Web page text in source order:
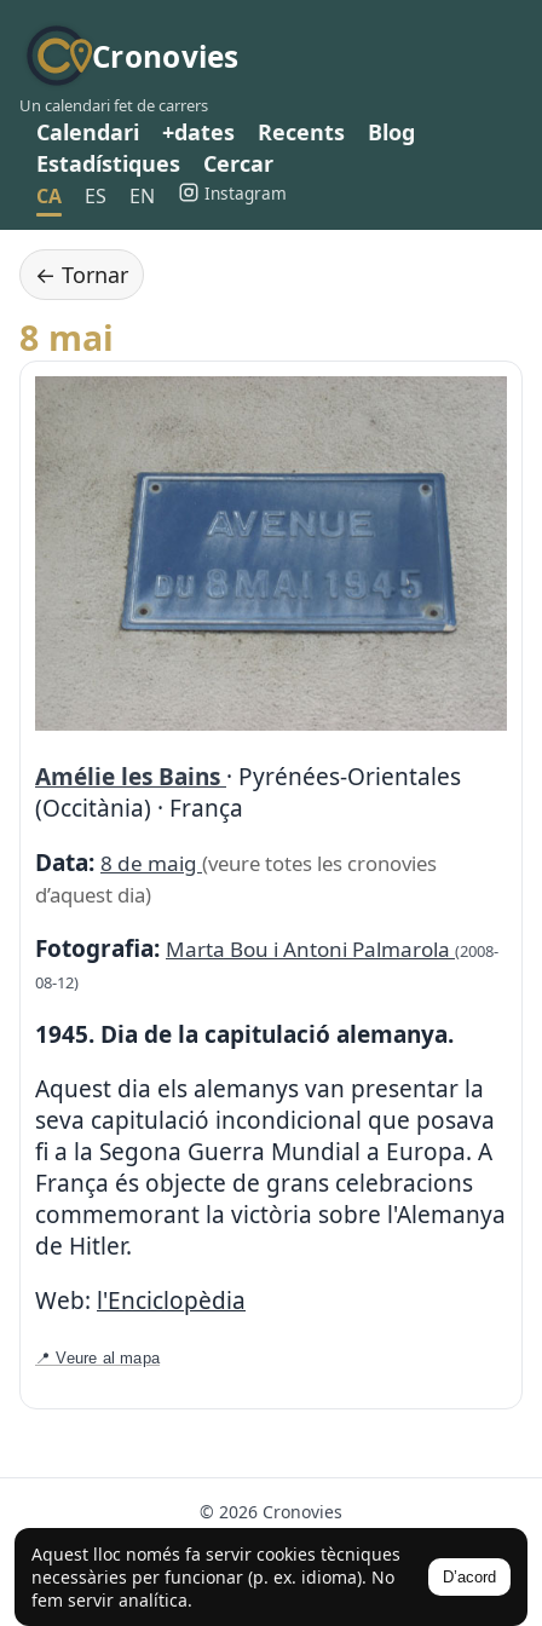
Cronovies
Un calendari fet de carrers
Calendari +dates Recents
Blog
Estadístiques
Cercar
CA ES EN Instagram
Aquest lloc només fa servir cookies tècniques
necessàries per funcionar (p. ex. idioma). No
fem servir analítica.
D’acord
← Tornar
8 mai
Amélie les Bains · Pyrénées-Orientales
(Occitània) · França
Data: 8 de maig (veure totes les cronovies
d’aquest dia)
Fotografia: Marta Bou i Antoni Palmarola (2008-
08-12)
1945. Dia de la capitulació alemanya.
Aquest dia els alemanys van presentar la
seva capitulació incondicional que posava
fi a la Segona Guerra Mundial a Europa. A
França és objecte de grans celebracions
commemorant la victòria sobre l'Alemanya
de Hitler.
Web: l'Enciclopèdia
📍 Veure al mapa
© 2026 Cronovies
Història als carrers · Desenvolupat amb l’ajuda de la IA
(ChatGPT).
Segueix-nos a Instagram